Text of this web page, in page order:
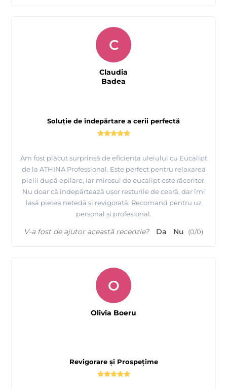
Soluție de îndepărtare a cerii perfectă
Am fost plăcut surprinsă de eficiența uleiului cu Eucalipt
de la ATHINA Professional. Este perfect pentru relaxarea
pielii după epilare, iar mirosul de eucalipt este răcoritor.
Nu doar că îndepărtează ușor resturile de ceară, dar îmi
lasă pielea netedă și revigorată. Recomand pentru uz
personal și profesional.
C
Claudia
Badea
V-a fost de ajutor această recenzie? Da Nu (0/0)
Revigorare și Prospețime
O
Olivia Boeru